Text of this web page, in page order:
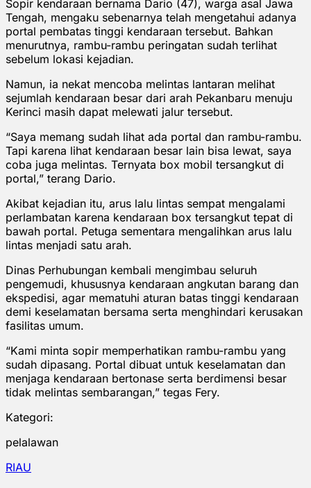
Sopir kendaraan bernama Dario (47), warga asal Jawa
Tengah, mengaku sebenarnya telah mengetahui adanya
portal pembatas tinggi kendaraan tersebut. Bahkan
menurutnya, rambu-rambu peringatan sudah terlihat
sebelum lokasi kejadian.
Namun, ia nekat mencoba melintas lantaran melihat
sejumlah kendaraan besar dari arah Pekanbaru menuju
Kerinci masih dapat melewati jalur tersebut.
“Saya memang sudah lihat ada portal dan rambu-rambu.
Tapi karena lihat kendaraan besar lain bisa lewat, saya
coba juga melintas. Ternyata box mobil tersangkut di
portal,” terang Dario.
Akibat kejadian itu, arus lalu lintas sempat mengalami
perlambatan karena kendaraan box tersangkut tepat di
bawah portal. Petuga sementara mengalihkan arus lalu
lintas menjadi satu arah.
Dinas Perhubungan kembali mengimbau seluruh
pengemudi, khususnya kendaraan angkutan barang dan
ekspedisi, agar mematuhi aturan batas tinggi kendaraan
demi keselamatan bersama serta menghindari kerusakan
fasilitas umum.
“Kami minta sopir memperhatikan rambu-rambu yang
sudah dipasang. Portal dibuat untuk keselamatan dan
menjaga kendaraan bertonase serta berdimensi besar
tidak melintas sembarangan,” tegas Fery.
Kategori:
pelalawan
RIAU